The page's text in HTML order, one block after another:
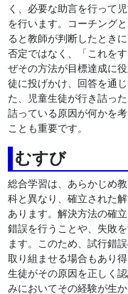
く、必要な助言を行って
を行います。コーチング
ると教師が判断したとき
否定ではなく、「これを
ぜその方法が目標達成に
徒に投げかけ、回答を通
た、児童生徒が行き詰っ
詰っている原因が何かを
ことも重要です。
むすび
総合学習は、あらかじめ
科と異なり、確立された
あります。解決方法の確
錯誤を行うことや、失敗
ます。このため、試行錯
取り組ませる場合もあり
生徒がその原因を正しく
みにおいてその経験が生